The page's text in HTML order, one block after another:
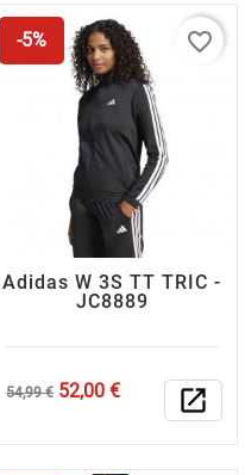
-5%
Adidas W 3S TT TRIC -
JC8889
Κανονική
54,99 € Τιμή
52,00 € open_in_new
favorite_border